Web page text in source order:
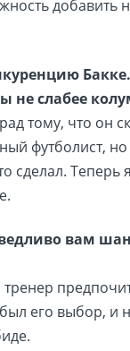
добавить
не слабее
тому, что он
футболист,
сделал. Теперь
вам
его выбор, и